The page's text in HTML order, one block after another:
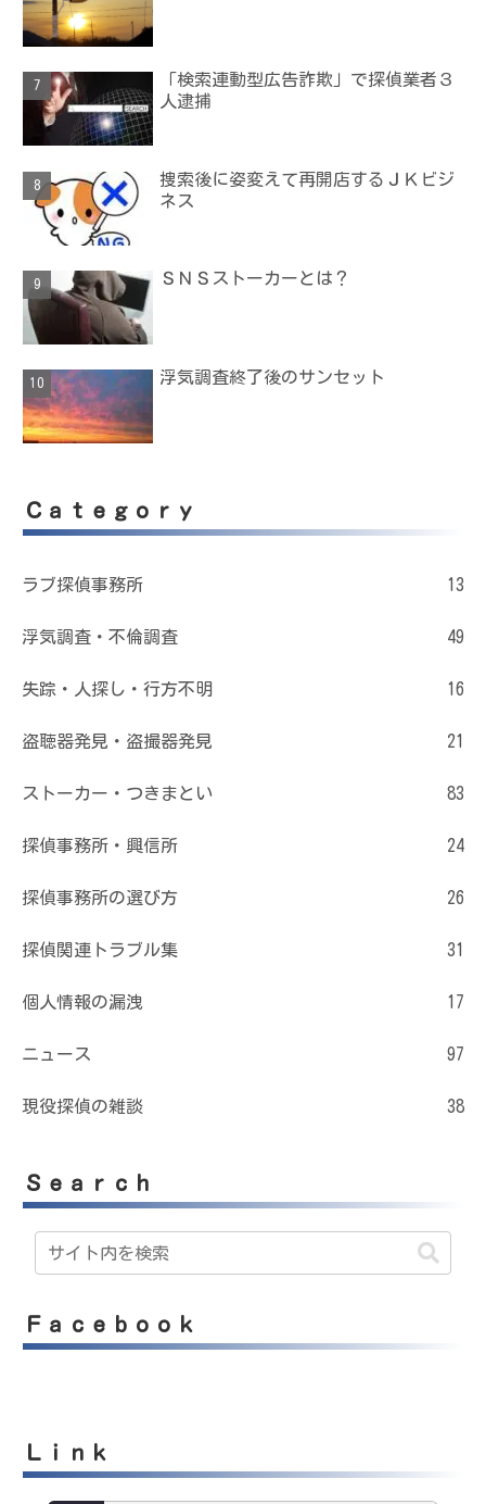
「検索連動型広告詐欺」で探偵業者３
人逮捕
捜索後に姿変えて再開店するＪＫビジ
ネス
ＳＮＳストーカーとは？
浮気調査終了後のサンセット
Ｃａｔｅｇｏｒｙ
ラブ探偵事務所 13
浮気調査・不倫調査 49
失踪・人探し・行方不明 16
盗聴器発見・盗撮器発見 21
ストーカー・つきまとい 83
探偵事務所・興信所 24
探偵事務所の選び方 26
探偵関連トラブル集 31
個人情報の漏洩 17
ニュース 97
現役探偵の雑談 38
Ｓｅａｒｃｈ
Ｆａｃｅｂｏｏｋ
Ｌｉｎｋ